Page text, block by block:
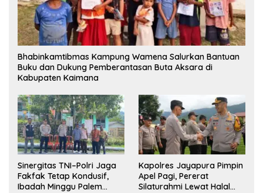
Bhabinkamtibmas Kampung Wamena Salurkan Bantuan
Buku dan Dukung Pemberantasan Buta Aksara di
Kabupaten Kaimana
Sinergitas TNI–Polri Jaga
Fakfak Tetap Kondusif,
Ibadah Minggu Palem
Kapolres Jayapura Pimpin
Apel Pagi, Pererat
Silaturahmi Lewat Halal